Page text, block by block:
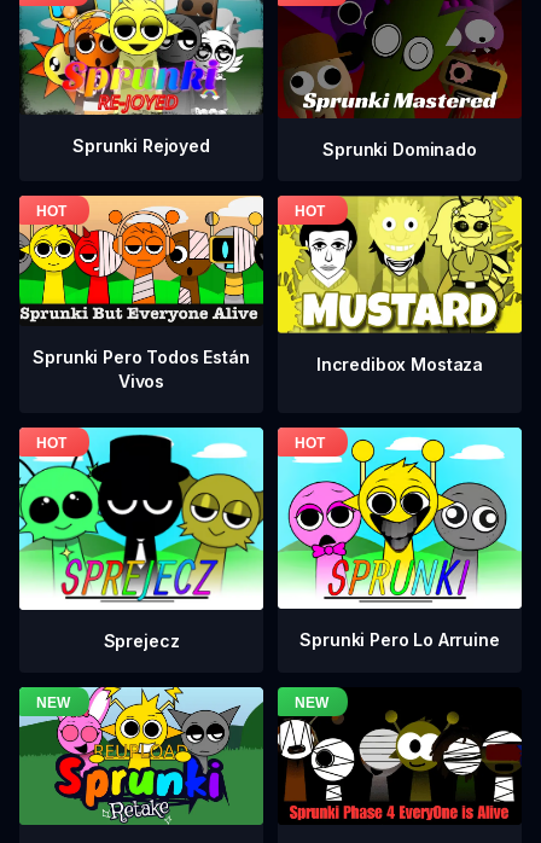
Sprunki Rejoyed Sprunki Dominado
Sprunki Pero Todos Están
Vivos
Incredibox Mostaza
Sprejecz Sprunki Pero Lo Arruine